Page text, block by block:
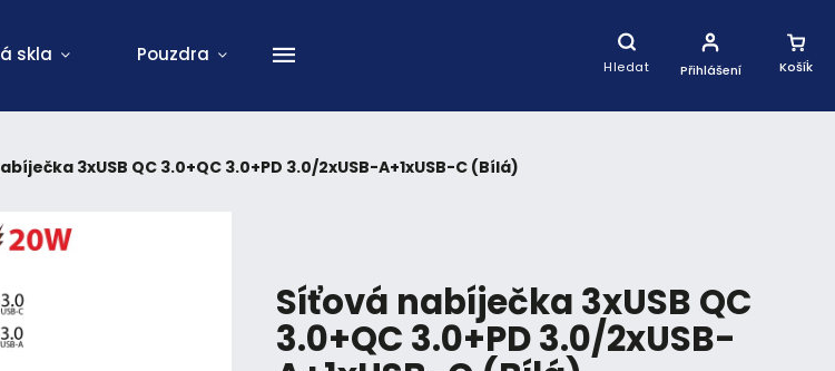
Hledat
Nákupní
Košík
Přihlášení
skla Pouzdra
3xUSB QC 3.0+QC 3.0+PD 3.0/2xUSB-A+1xUSB-C (Bílá)
Síťová nabíječka 3xUSB QC
3.0+QC 3.0+PD 3.0/2xUSB-